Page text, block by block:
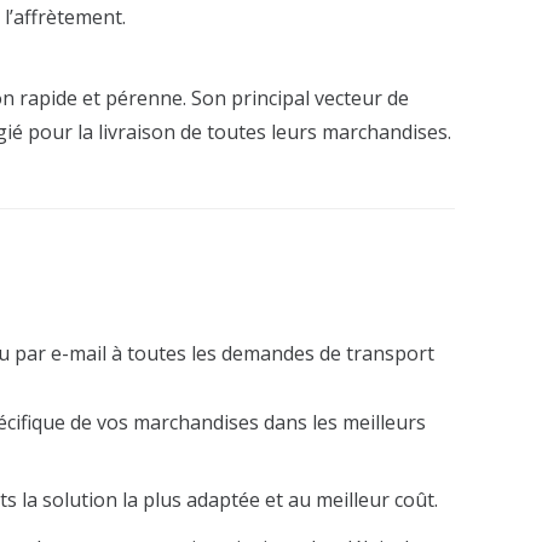
rapide et pérenne. Son principal vecteur de
pour la livraison de toutes leurs marchandises.
e-mail à toutes les demandes de transport
de vos marchandises dans les meilleurs
la solution la plus adaptée et au meilleur coût.